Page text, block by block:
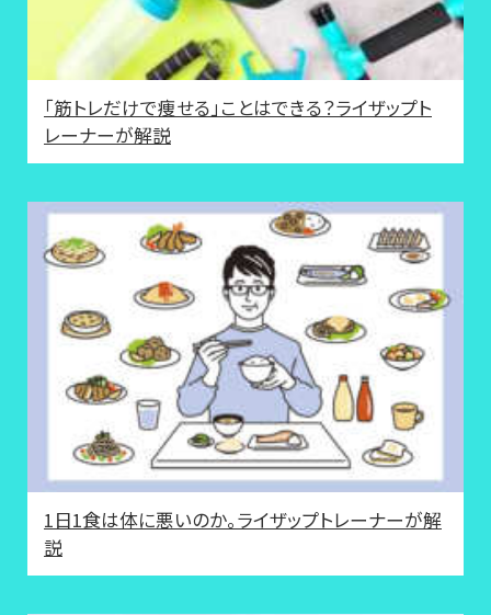
「筋トレだけで痩せる」ことはできる？ライザップト
レーナーが解説
1日1食は体に悪いのか。ライザップトレーナーが解
説